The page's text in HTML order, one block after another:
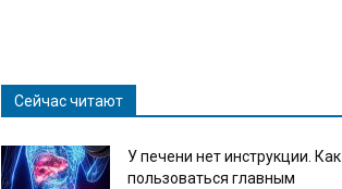
Сейчас читают
У печени нет инструкции. Как
пользоваться главным